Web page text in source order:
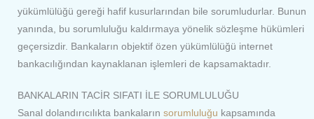
yükümlülüğü gereği hafif kusurlarından bile sorumludurlar. Bunun
yanında, bu sorumluluğu kaldırmaya yönelik sözleşme hükümleri
geçersizdir. Bankaların objektif özen yükümlülüğü internet
bankacılığından kaynaklanan işlemleri de kapsamaktadır.
BANKALARIN TACİR SIFATI İLE SORUMLULUĞU
Sanal dolandırıcılıkta bankaların sorumluluğu kapsamında